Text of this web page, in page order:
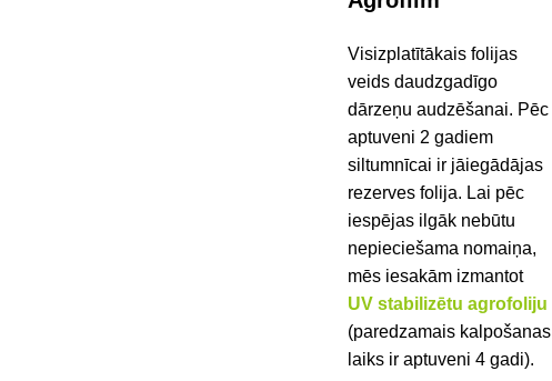
Visizplatītākais folijas
veidsdaudzgadīgo
dārzeņu audzēšanai. Pēc
aptuveni 2 gadiem
siltumnīcai ir jāiegādājas
rezerves folija. Lai pēc
iespējas ilgāk nebūtu
nepieciešama nomaiņa,
mēs iesakām izmantot
UV stabilizētu agrofoliju
(paredzamais kalpošanas
laiks ir aptuveni 4 gadi).